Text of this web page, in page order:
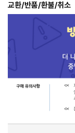
교환/반품/환불/취소